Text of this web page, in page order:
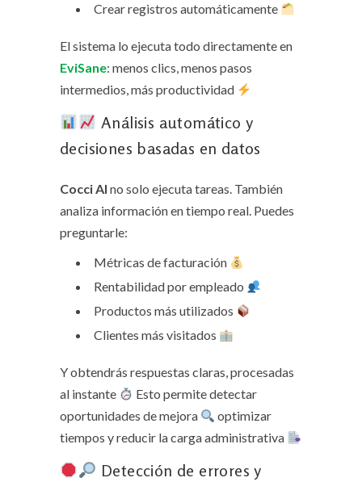
Crear registros automáticamente
El sistema lo ejecuta todo directamente en
EviSane: menos clics, menos pasos
intermedios, más productividad
Análisis automático y
decisiones basadas en datos
Cocci AI no solo ejecuta tareas. También
analiza información en tiempo real. Puedes
preguntarle:
Métricas de facturación
Rentabilidad por empleado
Productos más utilizados
Clientes más visitados
Y obtendrás respuestas claras, procesadas
al instante
Esto permite detectar
oportunidades de mejora
optimizar
tiempos y reducir la carga administrativa
Detección de errores y